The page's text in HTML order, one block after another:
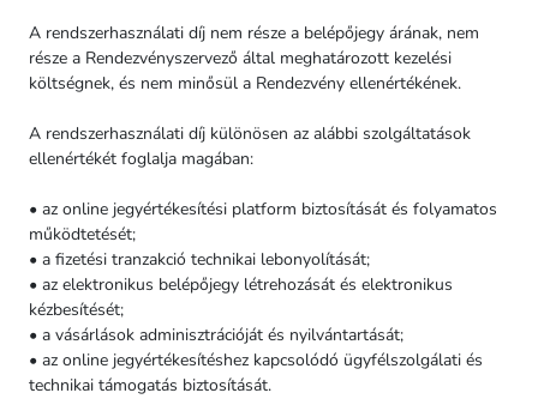
A rendszerhasználati díj nem része a belépőjegy árának, nem
része a Rendezvényszervező által meghatározott kezelési
költségnek, és nem minősül a Rendezvény ellenértékének.
A rendszerhasználati díj különösen az alábbi szolgáltatások
ellenértékét foglalja magában:
• az online jegyértékesítési platform biztosítását és folyamatos
működtetését;
• a fizetési tranzakció technikai lebonyolítását;
• az elektronikus belépőjegy létrehozását és elektronikus
kézbesítését;
• a vásárlások adminisztrációját és nyilvántartását;
• az online jegyértékesítéshez kapcsolódó ügyfélszolgálati és
technikai támogatás biztosítását.